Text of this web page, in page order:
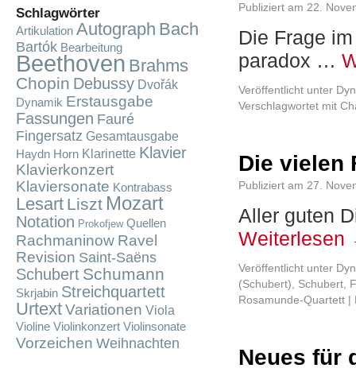
Publiziert am 22.
Die Frage
paradox …
Veröffentlicht unter
Verschlagwortet mit
Die vielen
Publiziert am 27.
Aller guten
Weiterlesen
Veröffentlicht unter
(Schubert)
Schubert,
Rosamunde-Quartett |
Neues für
Schlagwörter
Artikulation Autograph Bach
Bartók Bearbeitung
Beethoven Brahms
Chopin Debussy Dvořák
Dynamik Erstausgabe
Fassungen Fauré
Fingersatz Gesamtausgabe
Haydn Horn Klarinette Klavier
Klavierkonzert
Klaviersonate Kontrabass
Lesart Liszt Mozart
Notation Prokofjew Quellen
Rachmaninow Ravel
Revision Saint-Saëns
Schubert Schumann
Skrjabin Streichquartett
UrtextVariationen Viola
Violine Violinkonzert Violinsonate
Vorzeichen Weihnachten